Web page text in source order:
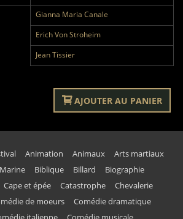
Gianna Maria Canale
Erich Von Stroheim
Jean Tissier
AJOUTER AU PANIER
Animation Animaux
Arts martiaux
Biblique Billard
Biographie
Cape et épée Catastrophe
Chevalerie
de moeurs
Comédie dramatique